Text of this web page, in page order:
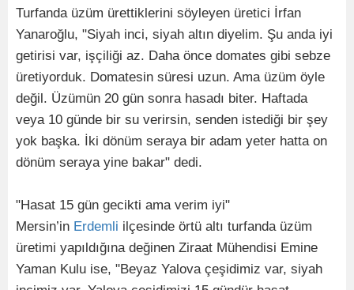
Turfanda üzüm ürettiklerini söyleyen üretici İrfan
Yanaroğlu, "Siyah inci, siyah altın diyelim. Şu anda iyi
getirisi var, işçiliği az. Daha önce domates gibi sebze
üretiyorduk. Domatesin süresi uzun. Ama üzüm öyle
değil. Üzümün 20 gün sonra hasadı biter. Haftada
veya 10 günde bir su verirsin, senden istediği bir şey
yok başka. İki dönüm seraya bir adam yeter hatta on
dönüm seraya yine bakar" dedi.
"Hasat 15 gün gecikti ama verim iyi"
Mersin’in Erdemli ilçesinde örtü altı turfanda üzüm
üretimi yapıldığına değinen Ziraat Mühendisi Emine
Yaman Kulu ise, "Beyaz Yalova çeşidimiz var, siyah